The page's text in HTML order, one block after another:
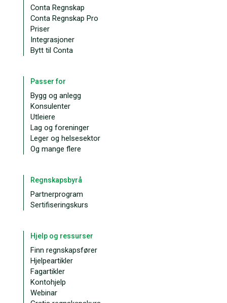
Conta Regnskap
Conta Regnskap Pro
Priser
Integrasjoner
Bytt til Conta
Passer for
Bygg og anlegg
Konsulenter
Utleiere
Lag og foreninger
Leger og helsesektor
Og mange flere
Regnskapsbyrå
Partnerprogram
Sertifiseringskurs
Hjelp og ressurser
Finn regnskapsfører
Hjelpeartikler
Fagartikler
Kontohjelp
Webinar